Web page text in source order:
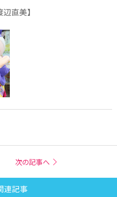
直美】
次の記事へ
連記事